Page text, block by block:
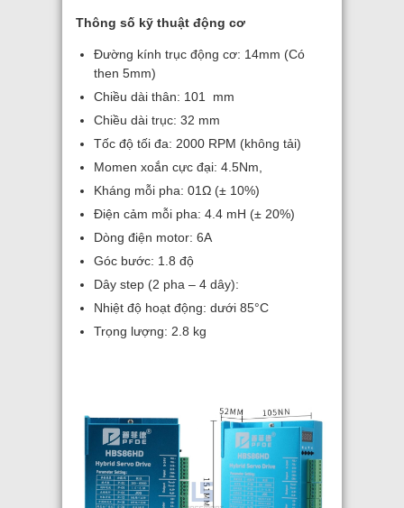
Thông số kỹ thuật động cơ
Đường kính trục động cơ: 14mm (Có
then 5mm)
Chiều dài thân: 101 mm
Chiều dài trục: 32 mm
Tốc độ tối đa: 2000 RPM (không tải)
Momen xoắn cực đại: 4.5Nm,
Kháng mỗi pha: 01Ω (± 10%)
Điện cảm mỗi pha: 4.4 mH (± 20%)
Dòng điện motor: 6A
Góc bước: 1.8 độ
Dây step (2 pha – 4 dây):
Nhiệt độ hoạt động: dưới 85°C
Trọng lượng: 2.8 kg